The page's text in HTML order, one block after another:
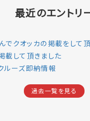
最近のエントリ
でクオッカの掲載をして頂
載して頂きました
ルーズ即納情報
過去一覧を見る